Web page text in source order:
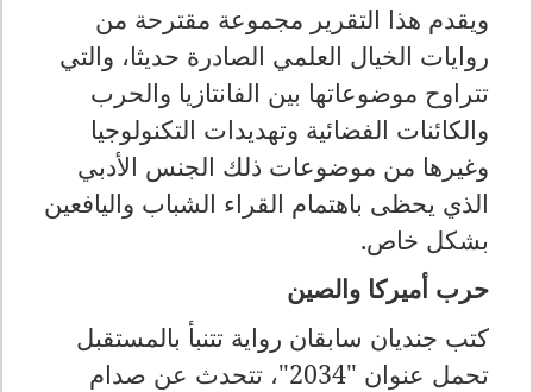
ويقدم هذا التقرير مجموعة مقترحة من
روايات الخيال العلمي الصادرة حديثا، والتي
تتراوح موضوعاتها بين الفانتازيا والحرب
والكائنات الفضائية وتهديدات التكنولوجيا
وغيرها من موضوعات ذلك الجنس الأدبي
الذي يحظى باهتمام القراء الشباب واليافعين
بشكل خاص.
حرب أميركا والصين
كتب جنديان سابقان رواية تتنبأ بالمستقبل
تحمل عنوان "2034"، تتحدث عن صدام